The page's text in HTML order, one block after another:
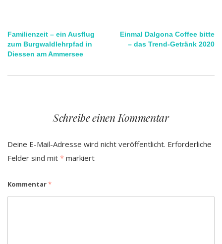
Beitragsnavigation
Familienzeit – ein Ausflug
zum Burgwaldlehrpfad in
Diessen am Ammersee
Einmal Dalgona Coffee bitte
– das Trend-Getränk 2020
Schreibe einen Kommentar
Deine E-Mail-Adresse wird nicht veröffentlicht. Erforderliche
Felder sind mit * markiert
Kommentar*